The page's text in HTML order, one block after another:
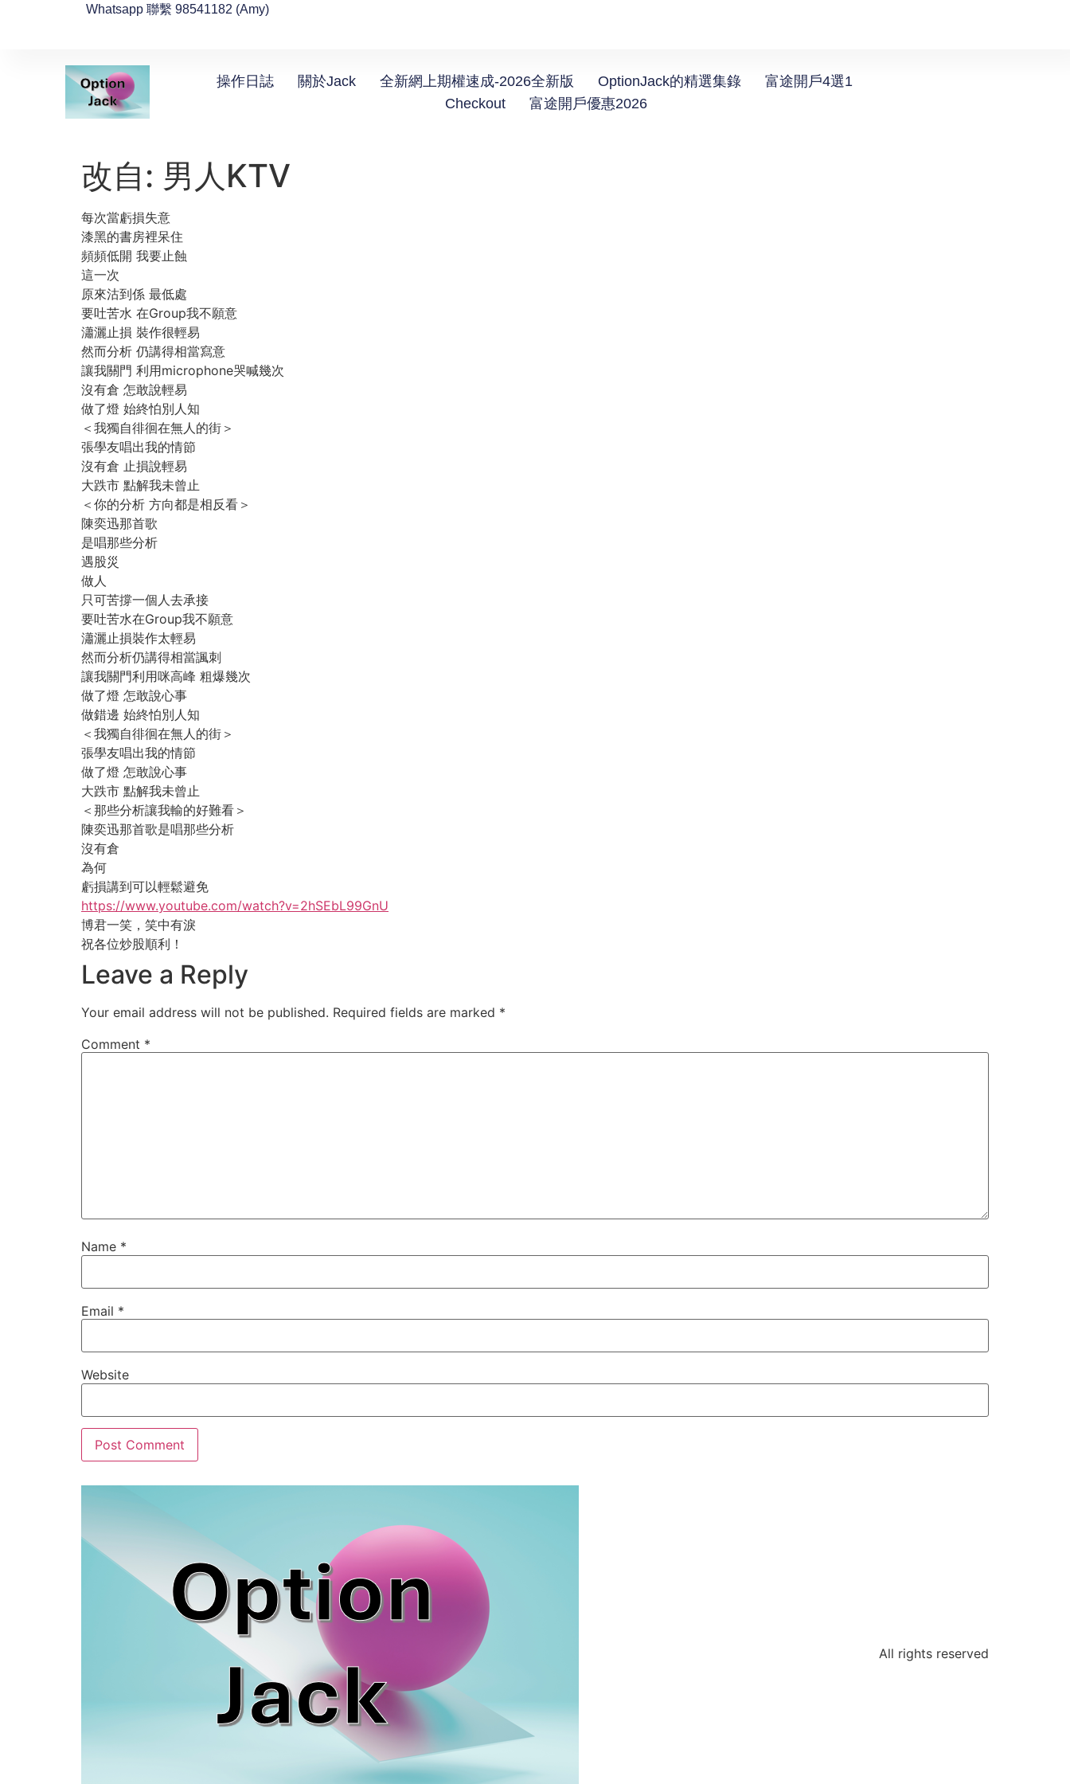
Whatsapp 聯繫 98541182 (Amy)
操作日誌 關於Jack 全新網上期權速成-2026全新版 OptionJack的精選集錄
富途開戶4選1
Checkout
富途開戶優惠2026
改自: 男人KTV
每次當虧損失意
漆黑的書房裡呆住
頻頻低開 我要止蝕
這一次
原來沽到係 最低處
要吐苦水 在Group我不願意
瀟灑止損 裝作很輕易
然而分析 仍講得相當寫意
讓我關門 利用microphone哭喊幾次
沒有倉 怎敢說輕易
做了燈 始終怕別人知
＜我獨自徘徊在無人的街＞
張學友唱出我的情節
沒有倉 止損說輕易
大跌市 點解我未曾止
＜你的分析 方向都是相反看＞
陳奕迅那首歌
是唱那些分析
遇股災
做人
只可苦撐一個人去承接
要吐苦水在Group我不願意
瀟灑止損裝作太輕易
然而分析仍講得相當諷刺
讓我關門利用咪高峰 粗爆幾次
做了燈 怎敢說心事
做錯邊 始終怕別人知
＜我獨自徘徊在無人的街＞
張學友唱出我的情節
做了燈 怎敢說心事
大跌市 點解我未曾止
＜那些分析讓我輸的好難看＞
陳奕迅那首歌是唱那些分析
沒有倉
為何
虧損講到可以輕鬆避免
https://www.youtube.com/watch?v=2hSEbL99GnU
博君一笑，笑中有淚
祝各位炒股順利！
Leave a Reply
Your email address will not be published. Required fields are marked *
Comment *
Name *
Email *
Website
All rights reserved